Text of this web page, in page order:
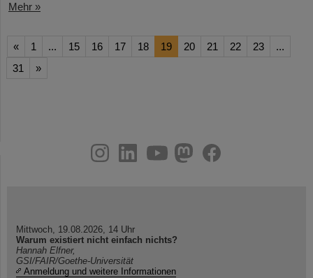
Mehr »
« 1 ... 15 16 17 18 19 20 21 22 23
...
31
»
youtube
helmholtz.social
facebook
Mittwoch, 19.08.2026, 14 Uhr
Warum existiert nicht einfach nichts?
Hannah Elfner,
GSI/FAIR/Goethe-Universität
Anmeldung und weitere Informationen